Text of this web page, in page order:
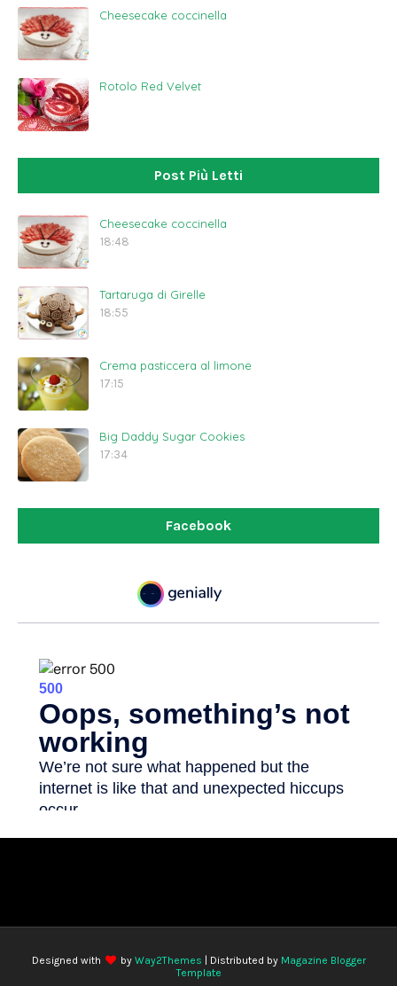
Cheesecake coccinella
Rotolo Red Velvet
Post Più Letti
Cheesecake coccinella
18:48
Tartaruga di Girelle
18:55
Crema pasticcera al limone
17:15
Big Daddy Sugar Cookies
17:34
Facebook
Designed with by Way2Themes | Distributed by Magazine Blogger
Template